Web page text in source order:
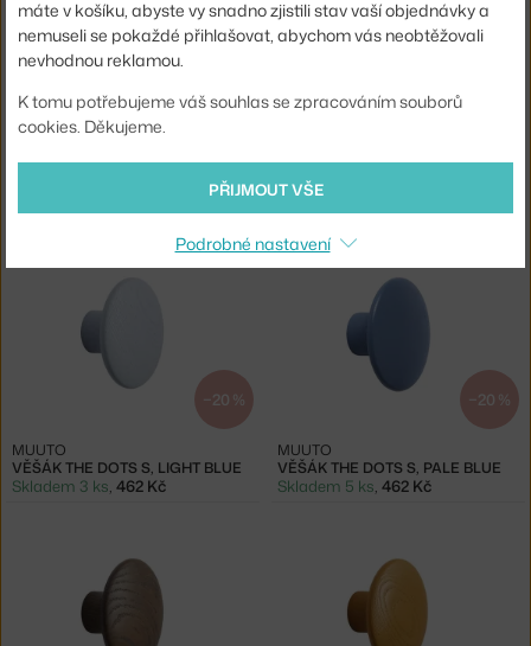
VĚŠÁK THE DOTS S, DARK GREEN
MUUTO MUUTO
−20 %
VĚŠÁK THE DOTS S, LIGHT BLUE
MUUTO
Skladem 3 ks, 462 Kč
−20 %
VĚŠÁK THE DOTS S, PALE BLUE
MUUTO
Skladem 5 ks, 462 Kč
máte v košíku, abyste vy snadno zjistili stav vaší objednávky a
nemuseli se pokaždé přihlašovat, abychom vás neobtěžovali
nevhodnou reklamou.
K tomu potřebujeme váš souhlas se zpracováním souborů
cookies. Děkujeme.
PŘIJMOUT VŠE
Podrobné nastavení